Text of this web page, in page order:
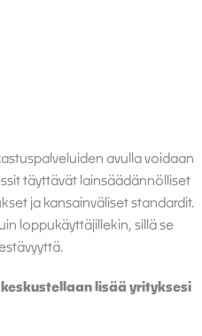
avulla voidaan
täyttävät lainsäädännölliset
ja kansainväliset standardit.
loppukäyttäjillekin, sillä se
lisää yrityksesi